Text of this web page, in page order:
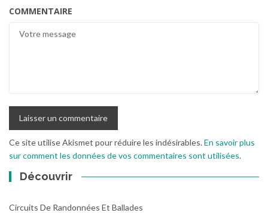
COMMENTAIRE
Ce site utilise Akismet pour réduire les indésirables.En savoir plus
sur comment les données de vos commentaires sont utilisées.
Découvrir
Circuits De Randonnées Et Ballades